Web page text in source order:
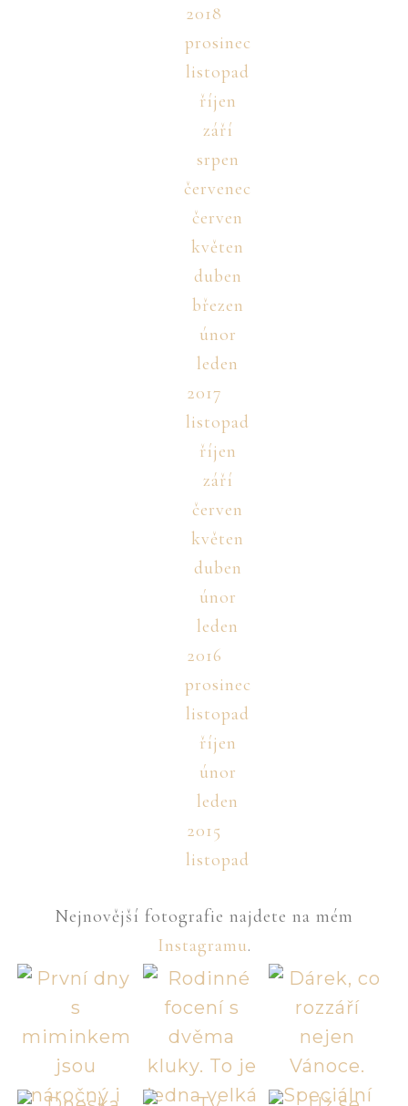
2018
prosinec
listopad
říjen
září
srpen
červenec
červen
květen
duben
březen
únor
leden
2017
listopad
říjen
září
červen
květen
duben
únor
leden
2016
prosinec
listopad
říjen
únor
leden
2015
listopad
Nejnovější fotografie najdete na mém
Instagramu.